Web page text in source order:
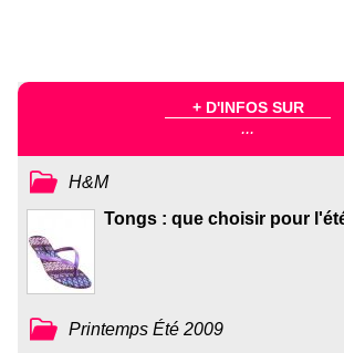
+ D'INFOS SUR
...
H&M
Tongs : que choisir pour
Printemps Été 2009